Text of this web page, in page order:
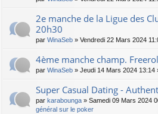
2e manche de la Ligue des
20h30
par WinaSeb » Vendredi 22 Mars 2024
4ème manche champ.
par WinaSeb » Jeudi 14 Mars 2024 13:14
Super Сasual Dating -
par karabounga » Samedi 09 Mars 2024
général sur le poker